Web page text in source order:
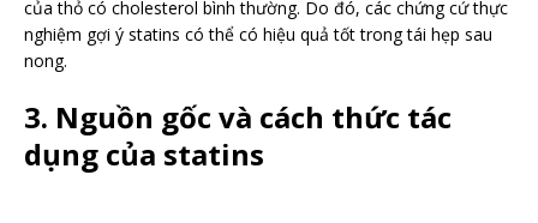
của thỏ có cholesterol bình thường. Do đó, các chứng cứ thực
nghiệm gợi ý statins có thể có hiệu quả tốt trong tái hẹp sau
nong.
3. Nguồn gốc và cách thức tác
dụng của statins